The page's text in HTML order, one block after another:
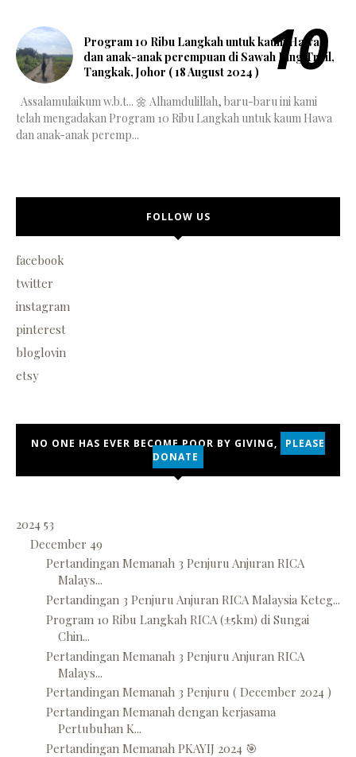
Program 10 Ribu Langkah untuk kaum Hawa
dan anak-anak perempuan di Sawah Ring Trail,
Tangkak, Johor ( 18 August 2024 )
Assalamulaikum w.b.t... 🌼 Alhamdulillah, baru-baru ini kami
telah mengadakan Program 10 Ribu Langkah untuk kaum Hawa
dan anak-anak peremp...
FOLLOW US
facebook
twitter
instagram
pinterest
bloglovin
etsy
NO ONE HAS EVER BECOME POOR BY GIVING,
PLEASE
DONATE
2024 53
December 49
Pertandingan Memanah 3 Penjuru Anjuran RICA
Malays...
Pertandingan 3 Penjuru Anjuran RICA Malaysia Keteg...
Program 10 Ribu Langkah RICA (±5km) di Sungai
Chin...
Pertandingan Memanah 3 Penjuru Anjuran RICA
Malays...
Pertandingan Memanah 3 Penjuru ( December 2024 )
Pertandingan Memanah dengan kerjasama
Pertubuhan K...
Pertandingan Memanah PKAYIJ 2024 🎯